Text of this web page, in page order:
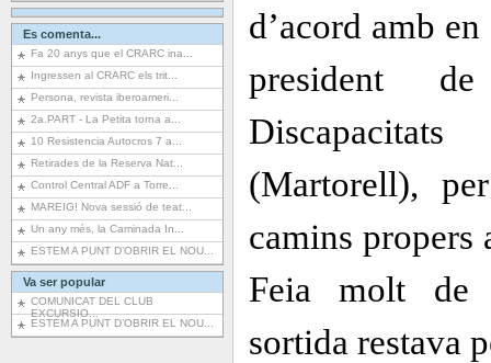
Es comenta...
Fa 20 anys que el CRARC ina...
Ingressen al CRARC els trit...
Persona, revista iberoameri...
2a.PART - La Petita torna a...
10 Resistencia Autocros 7 a...
Retirades de la Reserva Nat...
Control Central ADF a Torre...
MAREIG! Nova sessió de teat...
Un any més, la Caminada In...
ESTEM A PUNT D’OBRIR EL NOU...
Va ser popular
COMUNICAT DEL CLUB
EXCURSIO...
ESTEM A PUNT D’OBRIR EL NOU...
d’acord amb
president
(Martorell),
camins
Feia molt de
sortida restava